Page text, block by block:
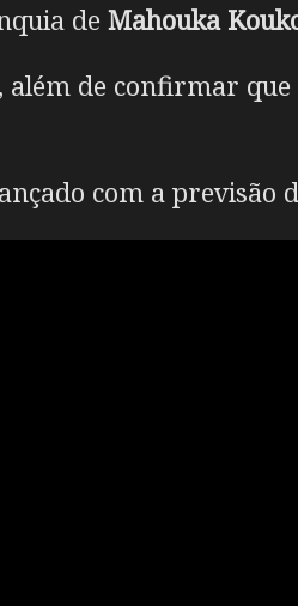
de Mahouka
além de confirmar
com a previsão